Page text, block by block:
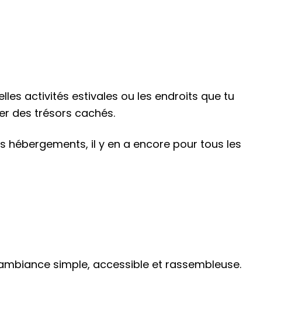
activités estivales ou les endroits que tu
des trésors cachés.
hébergements, il y en a encore pour tous les
simple, accessible et rassembleuse.